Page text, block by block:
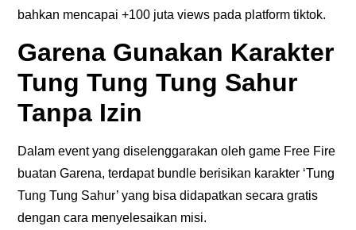
bahkan mencapai +100 juta views pada platform tiktok.
Garena Gunakan Karakter
Tung Tung Tung Sahur
Tanpa Izin
Dalam event yang diselenggarakan oleh game Free Fire
buatan Garena, terdapat bundle berisikan karakter ‘Tung
Tung Tung Sahur’ yang bisa didapatkan secara gratis
dengan cara menyelesaikan misi.